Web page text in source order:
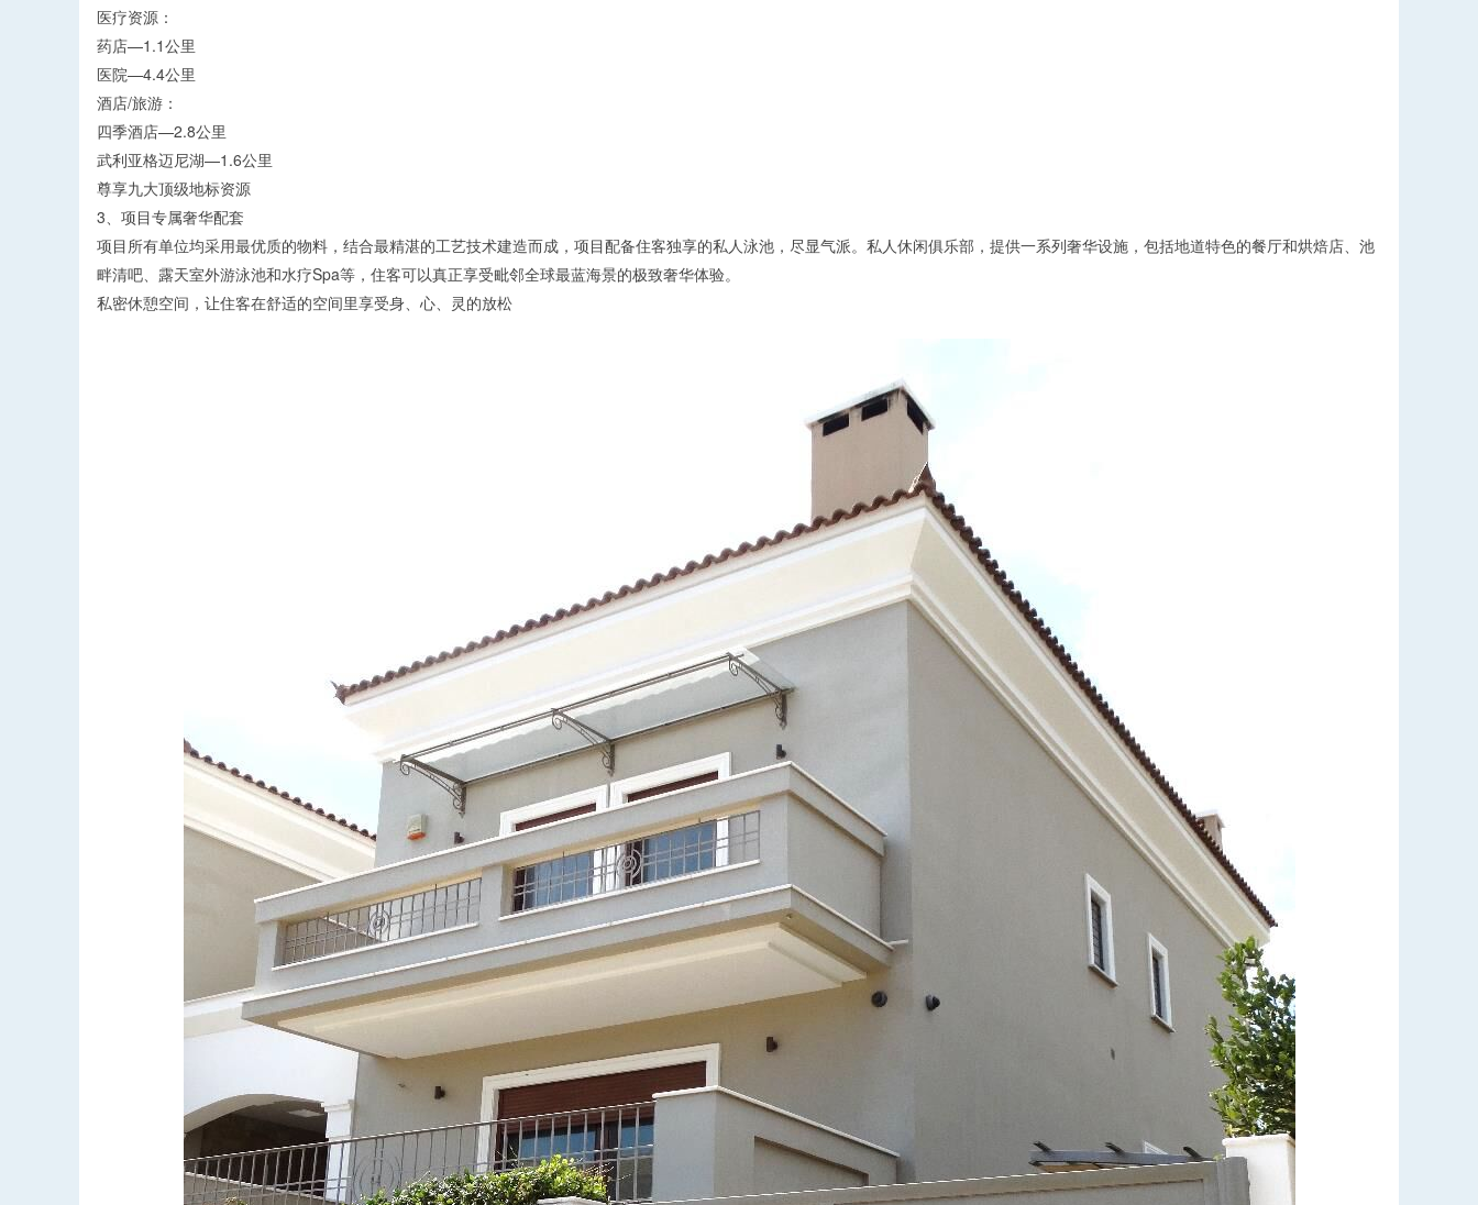
医疗资源：
药店—1.1公里
医院—4.4公里
酒店/旅游：
四季酒店—2.8公里
武利亚格迈尼湖—1.6公里
尊享九大顶级地标资源
3、项目专属奢华配套
项目所有单位均采用最优质的物料，结合最精湛的工艺技术建造而成，项目配备住客独享的私人泳池，尽显气派。私人休闲俱乐部，提供一系列奢华设施，包括地道特色的餐厅和烘焙店、池
畔清吧、露天室外游泳池和水疗Spa等，住客可以真正享受毗邻全球最蓝海景的极致奢华体验。
私密休憩空间，让住客在舒适的空间里享受身、心、灵的放松